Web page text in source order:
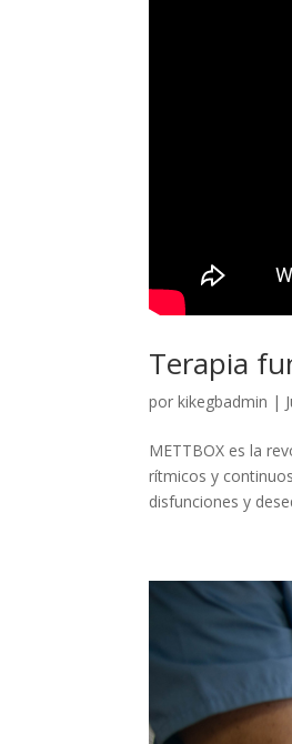
Terapia
porkikegbadmin |
METTBOX es la
rítmicos y
disfunciones y